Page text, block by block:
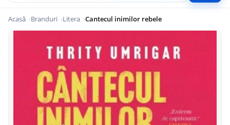
Acasă Branduri Litera Cantecul inimilor rebele